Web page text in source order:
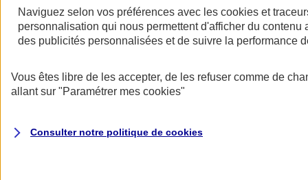
AXA Assurance
Naviguez selon vos préférences avec les cookies et
personnalisation qui nous permettent d'afficher du contenu
des publicités personnalisées et de suivre la performance
Vous êtes libre de les accepter, de les refuser comme de
allant sur "Paramétrer mes cookies"
Consulter notre politique de cookies